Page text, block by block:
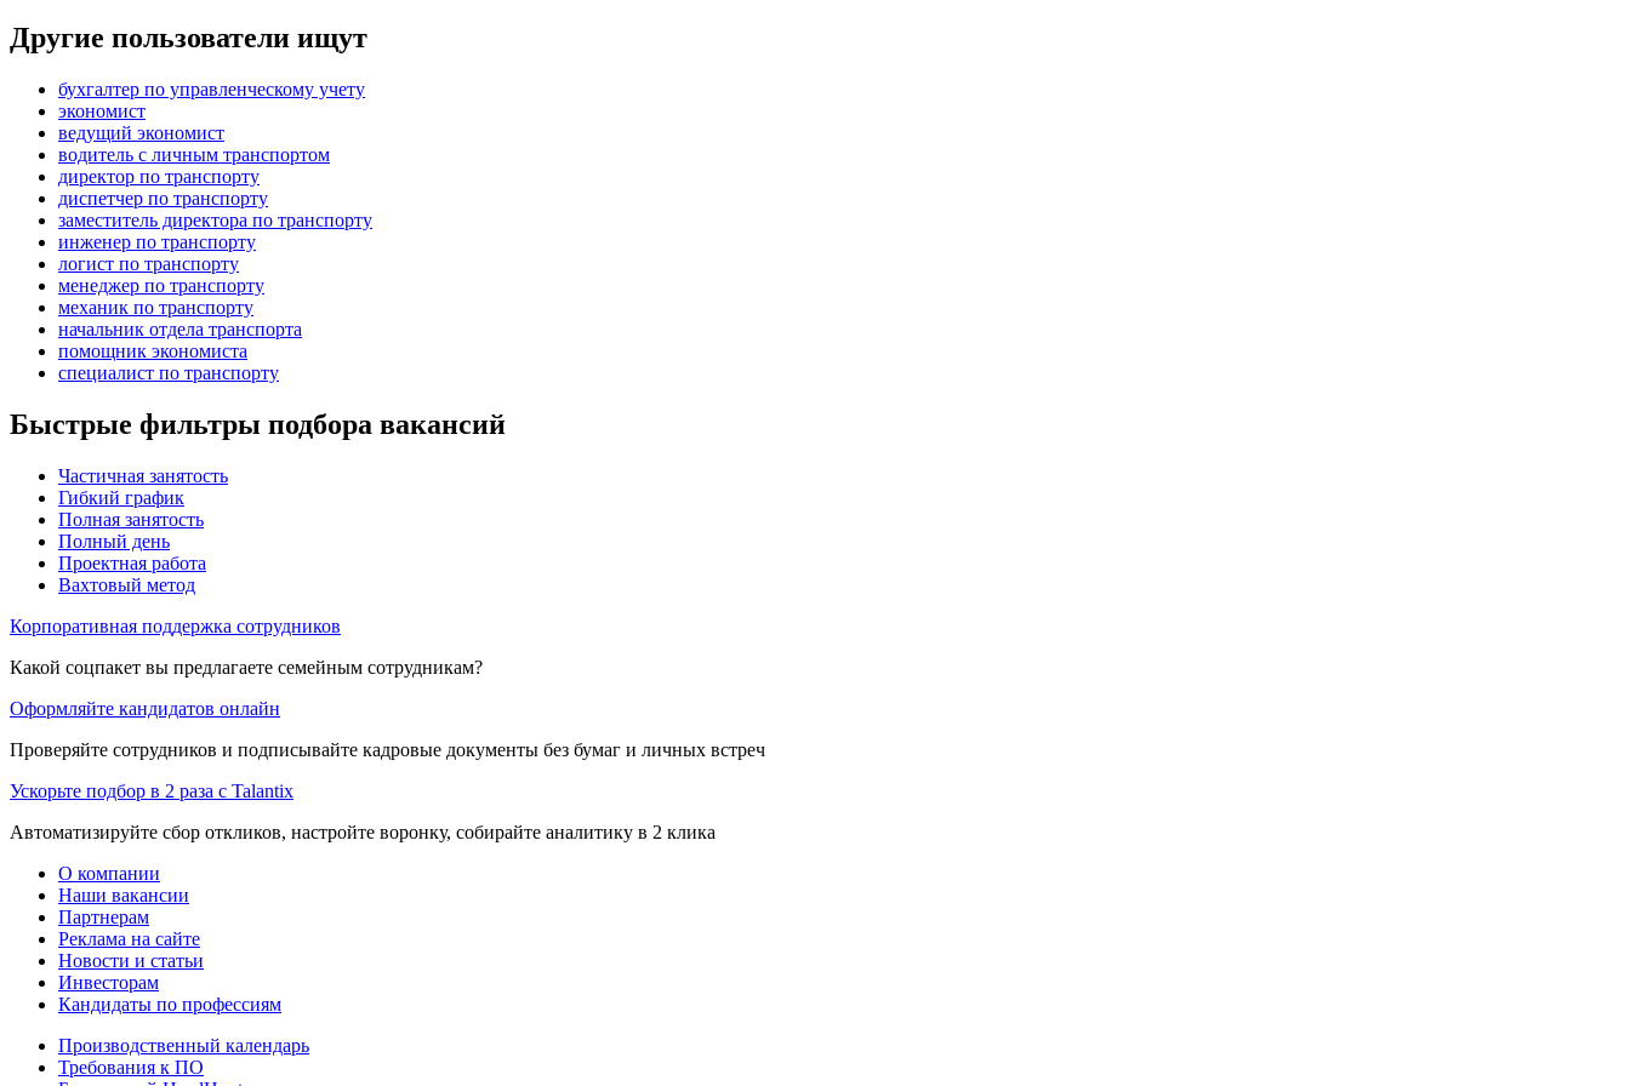
Другие пользователи ищут
бухгалтер по управленческому учету
экономист
ведущий экономист
водитель с личным транспортом
директор по транспорту
диспетчер по транспорту
заместитель директора по транспорту
инженер по транспорту
логист по транспорту
менеджер по транспорту
механик по транспорту
начальник отдела транспорта
помощник экономиста
специалист по транспорту
Быстрые фильтры подбора вакансий
Частичная занятость
Гибкий график
Полная занятость
Полный день
Проектная работа
Вахтовый метод
Корпоративная поддержка сотрудников
Какой соцпакет вы предлагаете семейным сотрудникам?
Оформляйте кандидатов онлайн
Проверяйте сотрудников и подписывайте кадровые документы без бумаг и личных встреч
Ускорьте подбор в 2 раза с Talantix
Автоматизируйте сбор откликов, настройте воронку, собирайте аналитику в 2 клика
О компании
Наши вакансии
Партнерам
Реклама на сайте
Новости и статьи
Инвесторам
Кандидаты по профессиям
Производственный календарь
Требования к ПО